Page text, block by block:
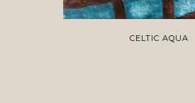
CELTIC AQUA